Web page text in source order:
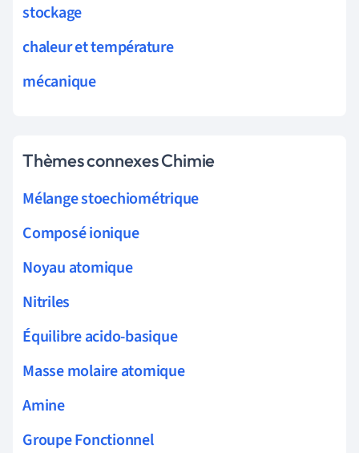
stockage
chaleur et température
mécanique
Thèmes connexes Chimie
Mélange stoechiométrique
Composé ionique
Noyau atomique
Nitriles
Équilibre acido-basique
Masse molaire atomique
Amine
Groupe Fonctionnel